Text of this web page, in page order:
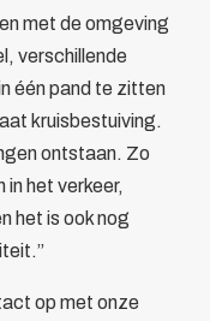
met de omgeving
verschillende
één pand te zitten
kruisbestuiving.
ontstaan. Zo
in het verkeer,
het is ook nog
op met onze